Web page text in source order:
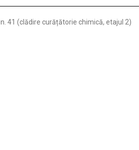
41 (clădire curățătorie chimică, etajul 2)